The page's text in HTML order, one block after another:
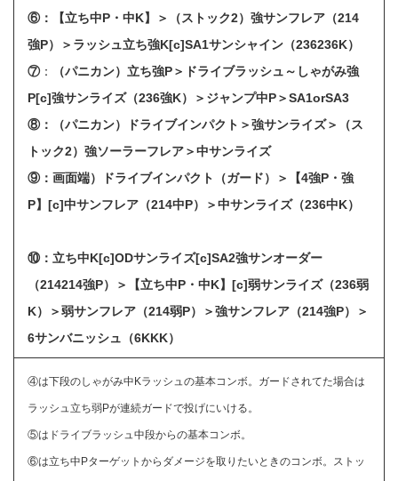
⑥：【立ち中P・中K】＞（ストック2）強サンフレア（214
強P）＞ラッシュ立ち強K[c]SA1サンシャイン（236236K）
⑦：
（パニカン）立ち強P＞ドライブラッシュ～しゃがみ強
P[c]強サンライズ（236強K）＞ジャンプ中P＞SA1orSA3
⑧：（パニカン）ドライブインパクト＞強サンライズ＞（ス
トック2）強ソーラーフレア＞中サンライズ
⑨：画面端）ドライブインパクト（ガード）＞【4強P・強
P】[c]中サンフレア（214中P）＞中サンライズ（236中K）
⑩：立ち中K[c]ODサンライズ[c]SA2強サンオーダー
（214214強P）＞【立ち中P・中K】[c]弱サンライズ（236弱
K）＞弱サンフレア（214弱P）＞強サンフレア（214強P）＞
6サンバニッシュ（6KKK）
④は下段のしゃがみ中Kラッシュの基本コンボ。ガードされてた場合は
ラッシュ立ち弱Pが連続ガードで投げにいける。
⑤はドライブラッシュ中段からの基本コンボ。
⑥は立ち中Pターゲットからダメージを取りたいときのコンボ。ストッ